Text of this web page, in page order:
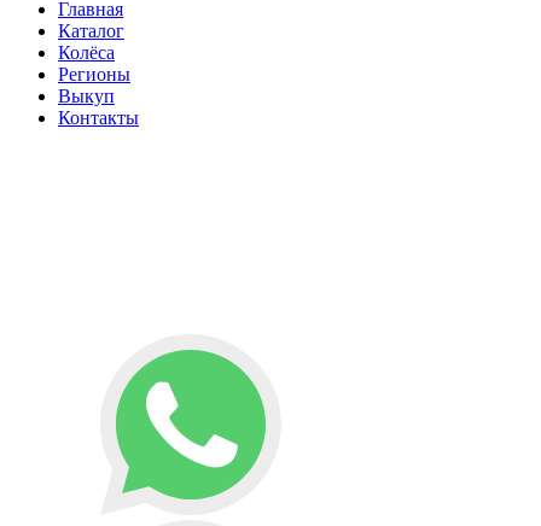
Главная
Каталог
Колёса
Регионы
Выкуп
Контакты